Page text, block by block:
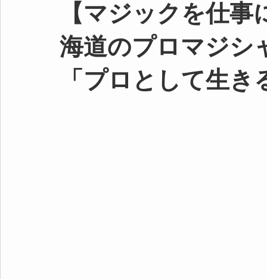
【マジックを仕
海道のプロマジシ
「プロとして生き